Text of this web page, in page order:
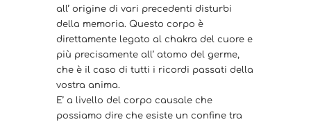
all’ origine di vari precedenti disturbi
della memoria. Questo corpo è
direttamente legato al chakra del cuore e
più precisamente all’ atomo del germe,
che è il caso di tutti i ricordi passati della
vostra anima.
E’ a livello del corpo causale che
possiamo dire che esiste un confine tra